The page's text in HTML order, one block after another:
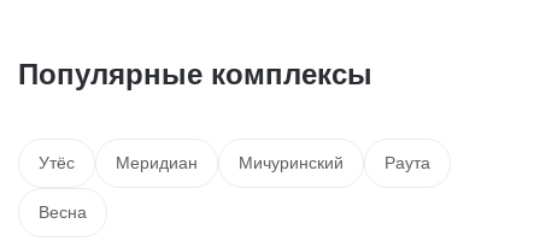
Популярные комплексы
Утёс Меридиан Мичуринский Раута
Весна